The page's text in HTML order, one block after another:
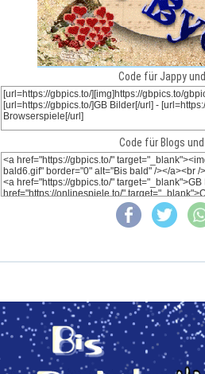
Code für Jappy und
Code für Blogs und